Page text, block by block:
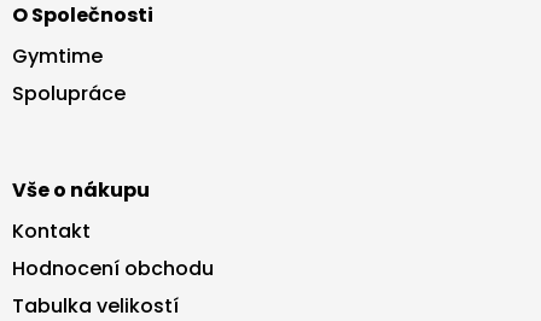
p
a
O Společnosti
Gymtime
Spolupráce
Vše o nákupu
Kontakt
Hodnocení obchodu
Tabulka velikostí